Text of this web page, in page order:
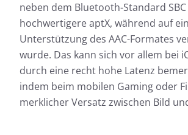
neben dem Bluetooth-Standard
hochwertigere aptX, während auf
Unterstützung des AAC-Formates
wurde. Das kann sich vor allem bei
durch eine recht hohe Latenz
indem beim mobilen Gaming oder
merklicher Versatz zwischen Bild